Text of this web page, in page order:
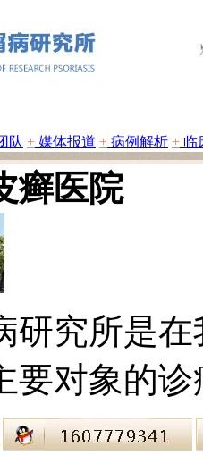
队 + 媒体报道 + 病例解析 + 临
癣医院
研究所是
要对象的